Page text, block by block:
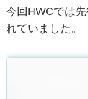
今回HWCでは
れていました。